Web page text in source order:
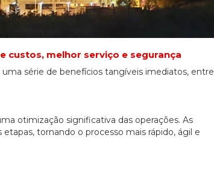
custos, melhor serviço e segurança
série de benefícios tangíveis imediatos, entre
otimização significativa das operações. As
tornando o processo mais rápido, ágil e